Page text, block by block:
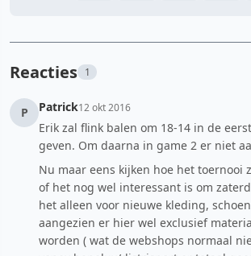
Reacties 1
P Patrick12 okt 2016
Erik zal flink balen om 18-14 in de
geven. Om daarna in game 2 er niet
Nu maar eens kijken hoe het toernooi
of het nog wel interessant is om
het alleen voor nieuwe kleding,
aangezien er hier wel exclusief
worden ( wat de webshops normaal